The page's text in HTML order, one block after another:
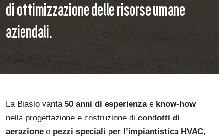
di ottimizzazione delle risorse umane
aziendali.
La Biasio vanta 50 anni di esperienzae know-how
nella progettazione e costruzione di condotti di
aerazione e pezzi speciali per l’impiantistica HVAC,